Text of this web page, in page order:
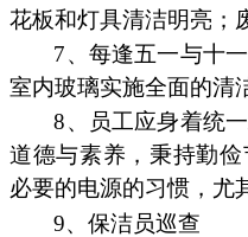
花板和灯具清洁明亮；
7、每逢五一与十
室内玻璃实施全面的清
8、员工应身着统
道德与素养，秉持勤
必要的电源的习惯，尤
9、保洁员巡查